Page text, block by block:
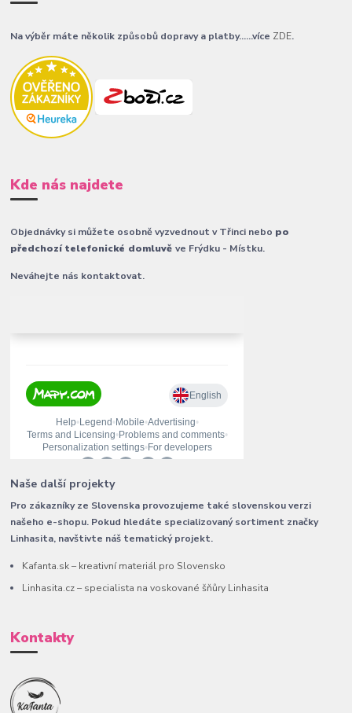
Na výběr máte několik způsobů dopravy a platby......více ZDE.
Kde nás najdete
Objednávky si můžete osobně vyzvednout v Třinci nebo po
předchozí telefonické domluvěve Frýdku - Místku.
Neváhejte nás kontaktovat.
Naše další projekty
Pro zákazníky ze Slovenska provozujeme také slovenskou verzi
našeho e-shopu. Pokud hledáte specializovaný sortiment značky
Linhasita, navštivte náš tematický projekt.
Kafanta.sk – kreativní materiál pro Slovensko
Linhasita.cz – specialista na voskované šňůry Linhasita
Kontakty